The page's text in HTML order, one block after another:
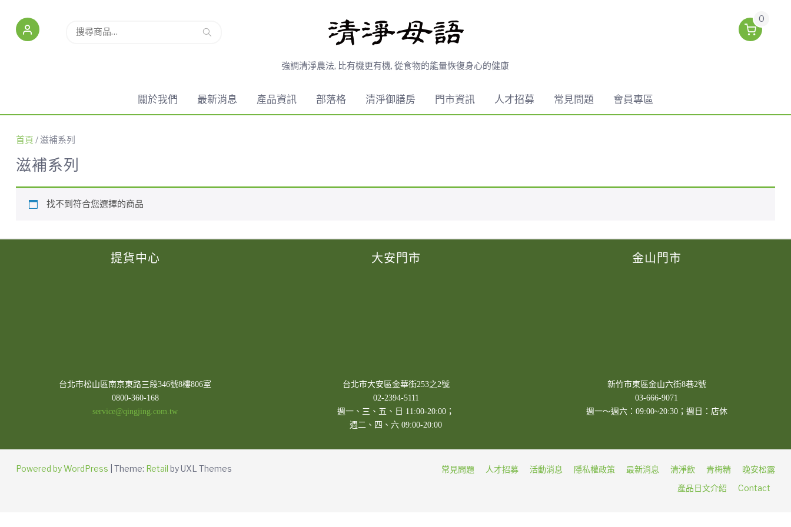
搜尋
0
強調清淨農法, 比有機更有機, 從食物的能量恢復身心的健康
關於我們 最新消息 產品資訊 部落格 清淨御膳房 門市資訊 人才招募 常見問題 會員專區
首頁 / 滋補系列
滋補系列
找不到符合您選擇的商品
提貨中心
台北市松山區南京東路三段346號8樓806室
0800-360-168
service@qingjing.com.tw
大安門市
台北市大安區金華街253之2號
02-2394-5111
週一、三、五、日 11:00-20:00；
週二、四、六 09:00-20:00
金山門市
新竹市東區金山六街8巷2號
03-666-9071
週一～週六：09:00~20:30；週日：店休
Powered by WordPress Theme: Retail by UXL Themes 常見問題 人才招募 活動消息 隱私權政策 最新消息 清淨飲 青梅精
晚安松露
產品日文介紹
Contact